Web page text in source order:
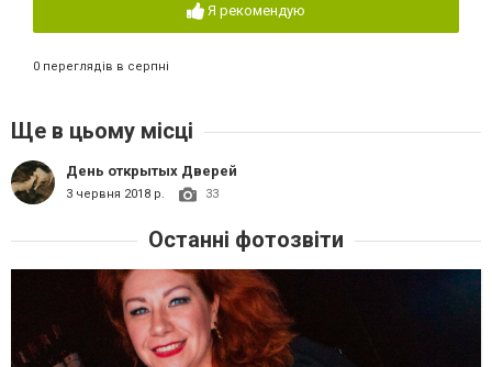
Я рекомендую
0 переглядів в серпні
Ще в цьому місці
День открытых Дверей
3 червня 2018 р. 33
Останні фотозвіти